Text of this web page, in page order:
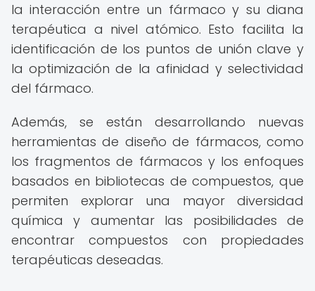
la interacción entre un fármaco y su diana
terapéutica a nivel atómico. Esto facilita la
identificación de los puntos de unión clave y
la optimización de la afinidad y selectividad
del fármaco.
Además, se están desarrollando nuevas
herramientas de diseño de fármacos, como
los fragmentos de fármacos y los enfoques
basados en bibliotecas de compuestos, que
permiten explorar una mayor diversidad
química y aumentar las posibilidades de
encontrar compuestos con propiedades
terapéuticas deseadas.